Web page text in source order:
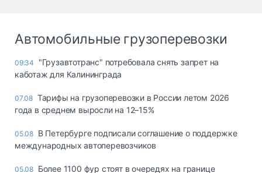
Автомобильные грузоперевозки
09:34
"Грузавтотранс" потребовала снять запрет на
каботаж для Калининграда
07.08 Тарифы на грузоперевозки в России летом 2026
года в среднем выросли на 12–15%
05.08 В Петербурге подписали соглашение о поддержке
международных автоперевозчиков
05.08 Более 1100 фур стоят в очередях на границе